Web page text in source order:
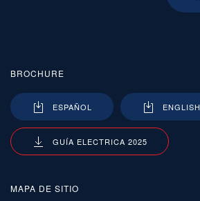
BROCHURE
ESPAÑOL ENGLISH
GUÍA ELECTRICA 2025
MAPA DE SITIO